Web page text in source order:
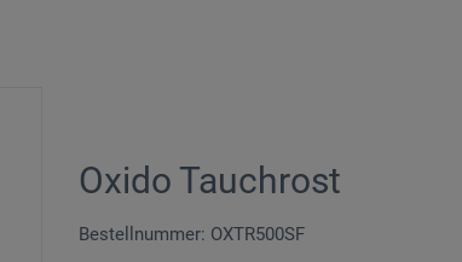
Oxido Tauchrost
Bestellnummer: OXTR500SF